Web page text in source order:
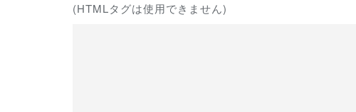
(HTMLタグは使用できません)